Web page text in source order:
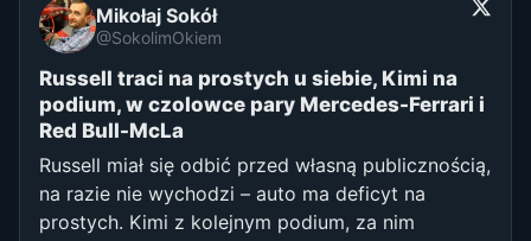
Mikołaj Sokół
@SokolimOkiem
Russell traci na prostych u siebie, Kimi na
podium, w czolowce pary Mercedes-Ferrari i
Red Bull-McLa
Russell miał się odbić przed własną publicznością,
na razie nie wychodzi – auto ma deficyt na
prostych. Kimi z kolejnym podium, za nim